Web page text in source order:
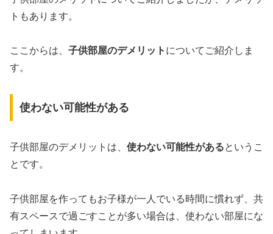
トもあります。
ここからは、 子供部屋のデメリット についてご紹介しま
す。
使わない可能性がある
子供部屋のデメリットは、 使わない可能性があるというこ
とです。
子供部屋を作ってもお子様が一人でいる時間に慣れず、共
有スペースで過ごすことが多い場合は、使わない部屋にな